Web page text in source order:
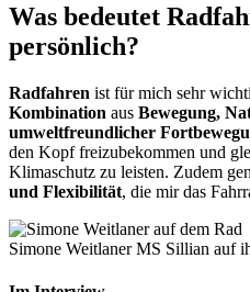
Was bedeutet
persönlich?
Radfahren ist für mich sehr
Kombination aus Bewegung,
umweltfreundlicher
den Kopf freizubekommen und
Klimaschutz zu leisten. Zudem
und Flexibilität, die mir das
Simone Weitlaner MS Sillian auf